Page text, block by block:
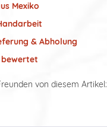
Mexiko
& Abholung
bewertet
von diesem Artikel: